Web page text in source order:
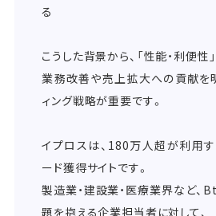
る
こうした背景から、「性能・利便性
業務改善や売上拡大への貢献を
ィング戦略が重要です。
イプロスは、180万人超が利用
ード獲得サイトです。
製造業・建設業・医療業界など
題を抱える企業担当者に対して、